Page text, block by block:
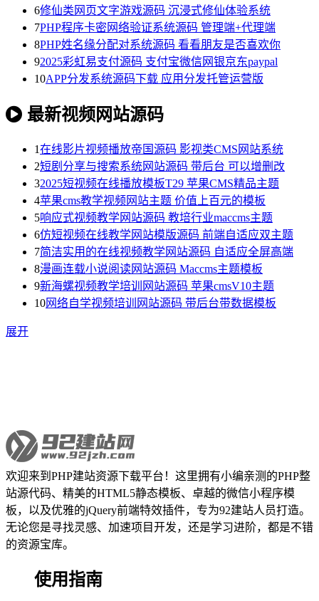
6修仙类网页文字游戏源码 沉浸式修仙体验系统
7PHP程序卡密网络验证系统源码 管理端+代理端
8PHP姓名缘分配对系统源码 看看朋友是否喜欢你
92025彩虹易支付源码 支付宝微信网银京东paypal
10APP分发系统源码下载 应用分发托管运营版
最新视频网站源码
1在线影片视频播放帝国源码 影视类CMS网站系统
2短剧分享与搜索系统网站源码 带后台 可以增删改
32025短视频在线播放模板T29 苹果CMS精品主题
4苹果cms教学视频网站主题 价值上百元的模板
5响应式视频教学网站源码 教培行业maccms主题
6仿短视频在线教学网站模版源码 前端自适应双主题
7简洁实用的在线视频教学网站源码 自适应全屏高端
8漫画连载小说阅读网站源码 Maccms主题模板
9新海螺视频教学培训网站源码 苹果cmsV10主题
10网络自学视频培训网站源码 带后台带数据模板
展开
欢迎来到PHP建站资源下载平台！这里拥有小编亲测的PHP整
站源代码、精美的HTML5静态模板、卓越的微信小程序模
板，以及优雅的jQuery前端特效插件，专为92建站人员打造。
无论您是寻找灵感、加速项目开发，还是学习进阶，都是不错
的资源宝库。
使用指南